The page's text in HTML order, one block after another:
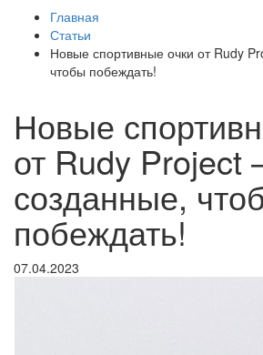
Главная
Статьи
Новые спортивные очки от Rudy
чтобы побеждать!
Новые
от Rudy Project
созданные,
побеждать!
07.04.2023